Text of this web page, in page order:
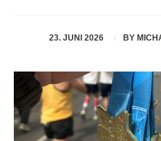
23. JUNI 2026 BY